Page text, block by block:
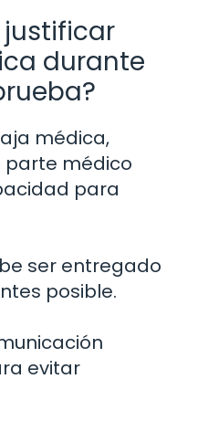
durante
médica,
parte médico
para
ser entregado
posible.
evitar